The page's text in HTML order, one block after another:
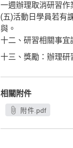
一週辦理取消研習作
(五)活動日學員若有
與。
十二、研習相關事宜
十三、獎勵：辦理研
相關附件
附件.pdf